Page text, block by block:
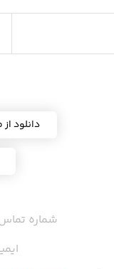
دانلود
شماره